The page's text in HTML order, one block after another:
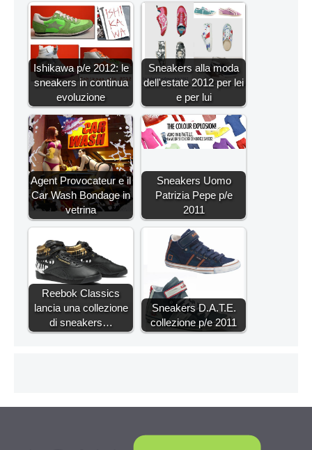
Ishikawa p/e 2012: le
sneakers in continua
evoluzione
Sneakers alla moda
dell'estate 2012 per lei
e per lui
Agent Provocateur e il
Car Wash Bondage in
vetrina
Sneakers Uomo
Patrizia Pepe p/e
2011
Reebok Classics
lancia una collezione
di sneakers…
Sneakers D.A.T.E.
collezione p/e 2011